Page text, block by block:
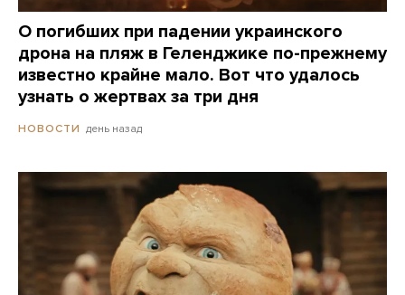
О погибших при падении украинского
дрона на пляж в Геленджике по-прежнему
известно крайне мало. Вот что удалось
узнать о жертвах за три дня
НОВОСТИ день назад